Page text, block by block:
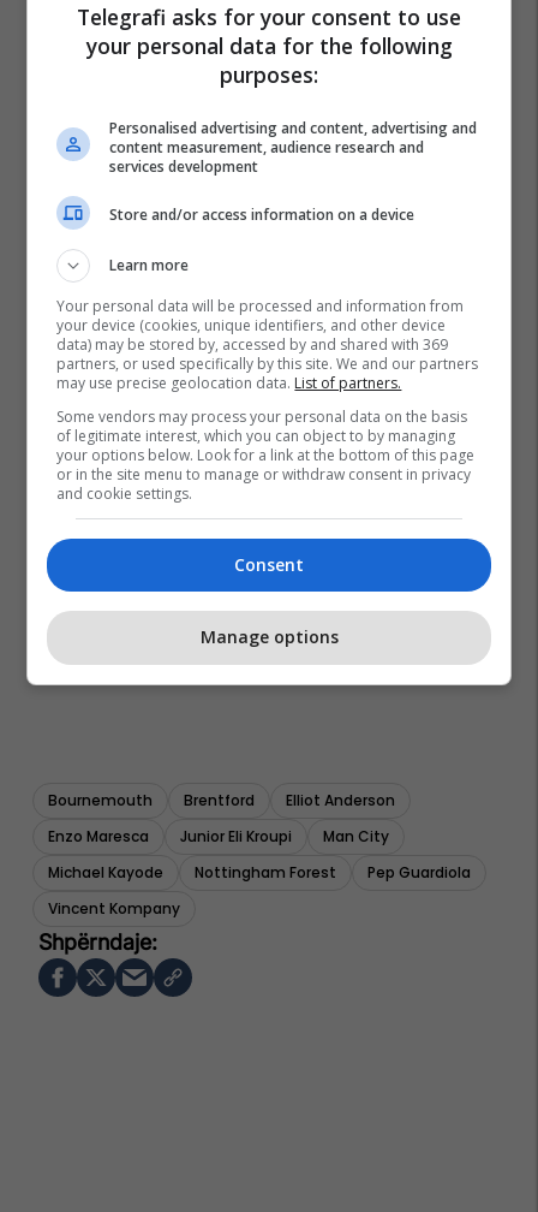
Bournemouth Brentford
Elliot Anderson
Enzo Maresca
Junior Eli Kroupi
Man City
Michael Kayode
Nottingham Forest
Pep Guardiola
Vincent Kompany
Telegrafi asks for your consent to use
your personal data for the following
purposes:
Personalised advertising and content, advertising and
content measurement, audience research and
services development
Store and/or access information on a device
Learn more
Your personal data will be processed and information from
your device (cookies, unique identifiers, and other device
data) may be stored by, accessed by and shared with 369
partners, or used specifically by this site. We and our partners
may use precise geolocation data. List of partners.
Some vendors may process your personal data on the basis
of legitimate interest, which you can object to by managing
your options below. Look for a link at the bottom of this page
or in the site menu to manage or withdraw consent in privacy
and cookie settings.
Consent
Manage options